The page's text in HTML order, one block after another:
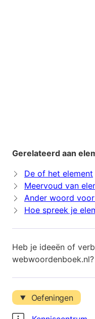
Gerelateerd aan
De of het element
Meervoud van
Ander woord
Hoe spreek je
Heb je ideeën of
Oefeningen